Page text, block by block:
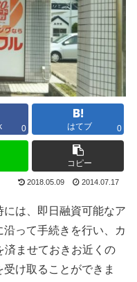
0 はてブ 0
コピー
2018.05.09 2014.07.17
は、即日融資可能なア
って手続きを行い、カ
済ませておきお近くの
け取ることができま